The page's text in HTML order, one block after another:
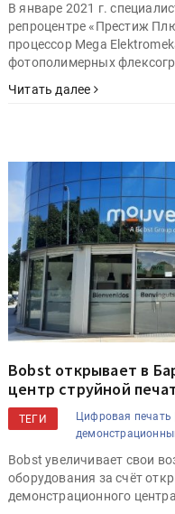
В январе 2021 г.
репроцентре «Престиж
процессор Mega
фотополимерных
Читать далее
Bobst открывает в
центр струйной
ТЕГИ Цифровая печать
Bobst увеличивает свои
оборудования за счёт
демонстрационного